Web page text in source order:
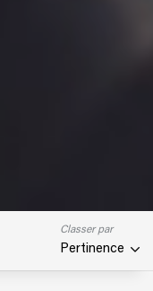
Classer par
Pertinence